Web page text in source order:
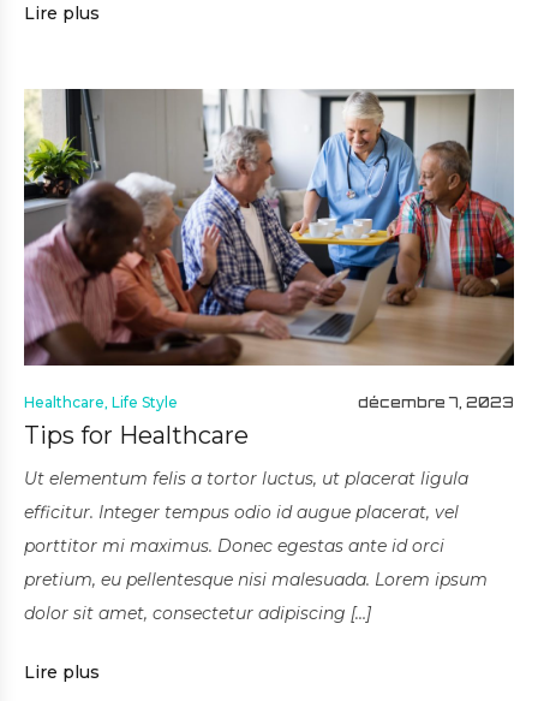
Lire plus
Healthcare Life Style décembre 7, 2023
Tips for Healthcare
Ut elementum felis a tortor luctus, ut placerat ligula
efficitur. Integer tempus odio id augue placerat, vel
porttitor mi maximus. Donec egestas ante id orci
pretium, eu pellentesque nisi malesuada. Lorem ipsum
dolor sit amet, consectetur adipiscing […]
Lire plus